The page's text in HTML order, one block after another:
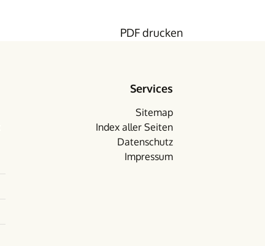
PDF drucken
Services
Sitemap
Index aller Seiten
Datenschutz
Impressum